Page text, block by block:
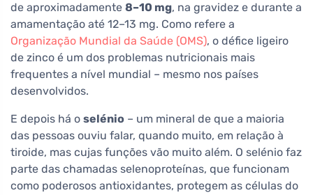
de aproximadamente 8–10 mg, na gravidez e durante a
amamentação até 12–13 mg. Como refere a
Organização Mundial da Saúde (OMS), o défice ligeiro
de zinco é um dos problemas nutricionais mais
frequentes a nível mundial – mesmo nos países
desenvolvidos.
E depois há o selénio – um mineral de que a maioria
das pessoas ouviu falar, quando muito, em relação à
tiroide, mas cujas funções vão muito além. O selénio faz
parte das chamadas selenoproteínas, que funcionam
como poderosos antioxidantes, protegem as células do